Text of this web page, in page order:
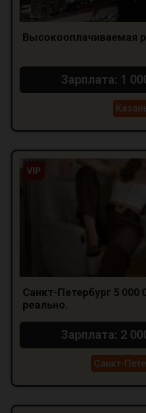
Высокооплачиваемая
Зарплата: 1
VIP
Санкт-Петербург 5 000
реально.
Зарплата: 2
Санкт-